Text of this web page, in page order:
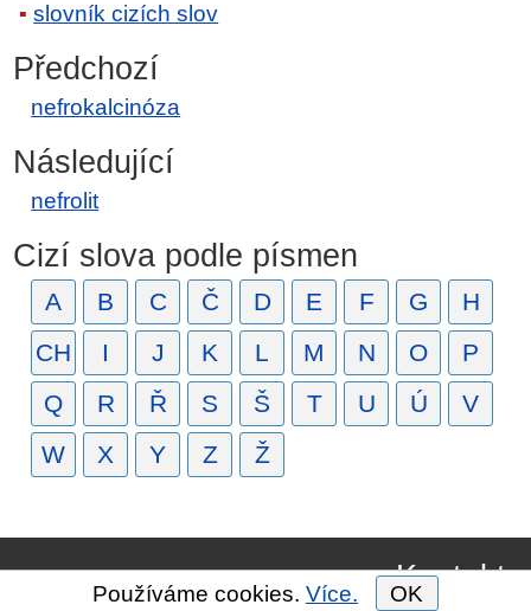
slovník cizích slov
Předchozí
nefrokalcinóza
Následující
nefrolit
Cizí slova podle písmen
A B C Č D E F G
H
CH
I J K L M N O
P
Q
R Ř S Š T U Ú
V
W
X Y Z Ž
Kontakt
Používáme cookies. Více. OK